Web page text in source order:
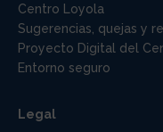
Centro Loyola
Sugerencias, quejas y
Proyecto Digital del
Entorno seguro
Legal